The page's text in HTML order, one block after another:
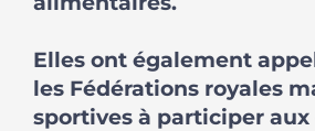
Elles ont également
les Fédérations royales
sportives à participer